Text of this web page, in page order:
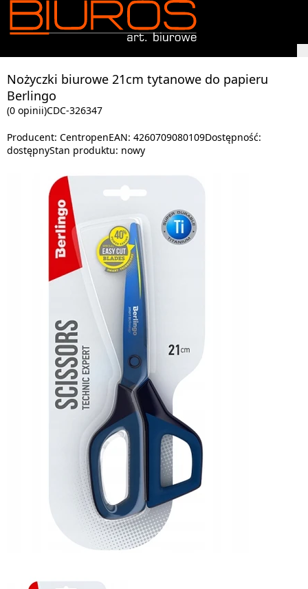
Nożyczki biurowe 21cm tytanowe do papieru
Berlingo
(0 opinii)CDC-326347
Producent: CentropenEAN: 4260709080109Dostępność:
dostępnyStan produktu: nowy